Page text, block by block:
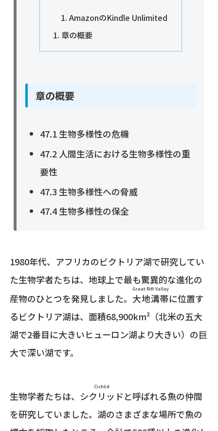
AmazonのKindle Unlimited
章の概要
章の概要
47.1 生物多様性の危機
47.2 人間生活における生物多様性の重
要性
47.3 生物多様性への脅威
47.4 生物多様性の保全
1980年代、アフリカのビクトリア湖で研究してい
た生物学者たちは、地球上で最も驚異的な進化の
産物のひとつを発見しました。 大地溝帯
Great Rift Valley
に位置す
るビクトリア湖は、面積68,900km²（北米の五大
湖で2番目に大きいヒューロン湖より大きい）の巨
大で深い湖です。
生物学者たちは、 シクリッド
Cichlid
と呼ばれる魚の仲間
を研究していました。湖のさまざまな場所で魚の